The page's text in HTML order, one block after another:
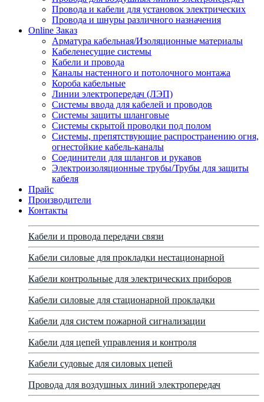
Провода и кабели для установок электрических
Провода и шнуры различного назначения
Online Заказ
Арматура кабельная/Изоляционные материалы
Кабеленесущие системы
Кабели и провода
Каналы настенного и потолочного монтажа
Короба кабельные
Линии электропередач (ЛЭП)
Системы ввода для кабелей и проводов
Системы защиты шланговые
Системы скрытой проводки под полом
Системы, препятствующие распространению огня,
огнестойкие кабель-каналы
Соединители для шлангов и рукавов
Электроизоляционные трубы/Трубы для защиты
кабеля
Прайс
Производители
Контакты
Кабели и провода передачи связи
Кабели силовые для прокладки нестационарной
Кабели контрольные для электрических приборов
Кабели силовые для стационарной прокладки
Кабели для систем пожарной сигнализации
Кабели для цепей управления и контроля
Кабели судовые для силовых цепей
Провода для воздушных линий электропередач